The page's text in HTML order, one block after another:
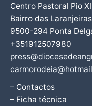
Centro Pastoral Pio
Bairro das Laranjeiras
9500-294 Ponta
+351912507980
– Contactos
– Ficha técnica